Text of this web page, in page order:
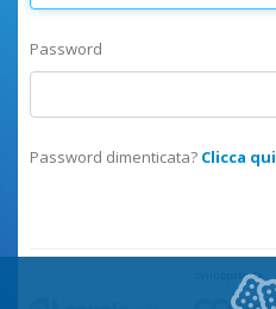
Password
Password dimenticata? Clicca qui
sviluppato da